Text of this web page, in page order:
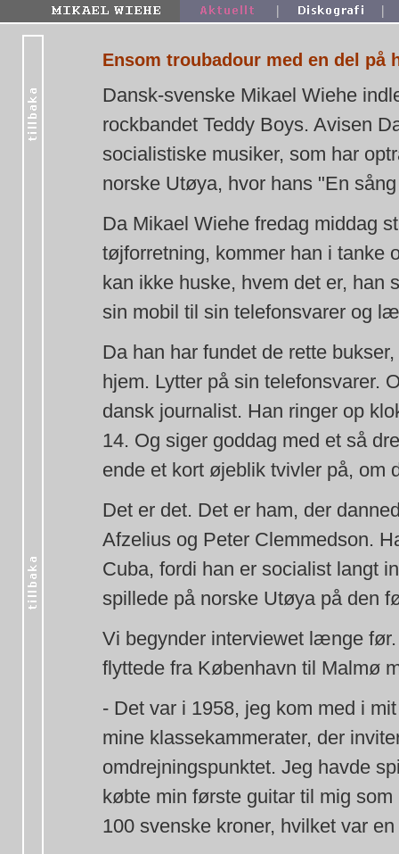
| |
Ensom troubadour med en del på
Dansk-svenske Mikael Wiehe
rockbandet Teddy Boys. Avisen
socialistiske musiker, som har
norske Utøya, hvor hans "En
Da Mikael Wiehe fredag middag
tøjforretning, kommer han i tanke
kan ikke huske, hvem det er, han
sin mobil til sin telefonsvarer og
Da han har fundet de rette
hjem. Lytter på sin telefonsvarer.
dansk journalist. Han ringer op
14. Og siger goddag med et så
ende et kort øjeblik tvivler på, om
Det er det. Det er ham, der
Afzelius og Peter Clemmedson.
Cuba, fordi han er socialist langt
spillede på norske Utøya på den
Vi begynder interviewet længe
flyttede fra København til Malmø
- Det var i 1958, jeg kom med i
mine klassekammerater, der
omdrejningspunktet. Jeg havde
købte min første guitar til mig
100 svenske kroner, hvilket var